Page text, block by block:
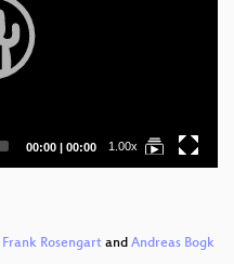
Current
00:00 | Total
00:00 1.00x
Frank Rosengart and Andreas Bogk